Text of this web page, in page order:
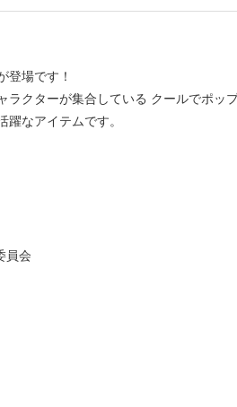
登場です！
クターが集合している クールでポッ
なアイテムです。
員会